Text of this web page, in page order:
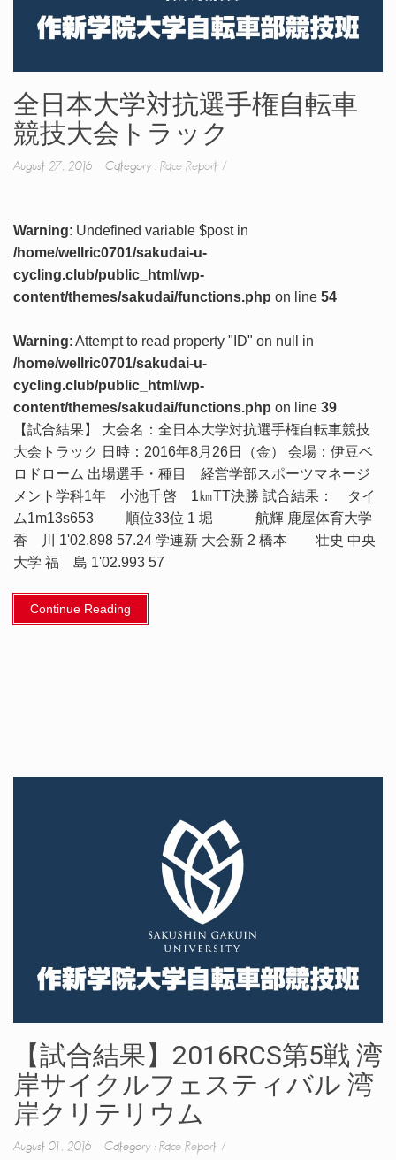
全日本大学対抗選手権自転車
競技大会トラック
August 27, 2016 Category : Race Report
Warning: Undefined variable $post in
/home/wellric0701/sakudai-u-
cycling.club/public_html/wp-
content/themes/sakudai/functions.php on line 54
Warning: Attempt to read property "ID" on null in
/home/wellric0701/sakudai-u-
cycling.club/public_html/wp-
content/themes/sakudai/functions.php on line 39
【試合結果】 大会名：全日本大学対抗選手権自転車競技
大会トラック 日時：2016年8月26日（金） 会場：伊豆ベ
ロドローム 出場選手・種目 経営学部スポーツマネージ
メント学科1年 小池千啓 1㎞TT決勝 試合結果： タイ
ム1m13s653 順位33位 1 堀 航輝 鹿屋体育大学
香 川 1'02.898 57.24 学連新 大会新 2 橋本 壮史 中央
大学 福 島 1'02.993 57
Continue Reading
【試合結果】2016RCS第5戦 湾
岸サイクルフェスティバル 湾
岸クリテリウム
August 01, 2016 Category : Race Report